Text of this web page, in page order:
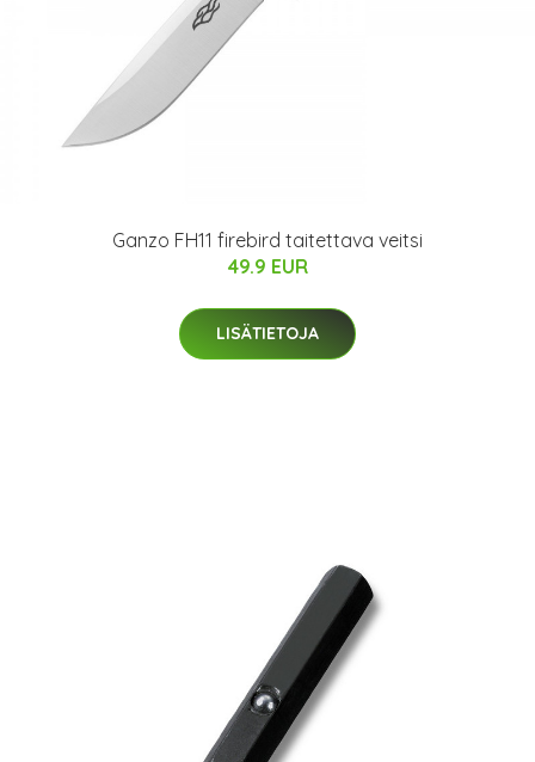
Ganzo FH11 firebird taitettava veitsi
49.9 EUR
LISÄTIETOJA